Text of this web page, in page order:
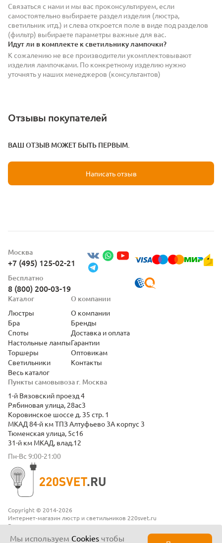
Связаться с нами и мы вас проконсультируем, если
самостоятельно выбираете раздел изделия (люстра,
светильник итд.) и слева откроется поле в виде под разделов
(фильтр) выбираете параметры важные для вас.
Идут ли в комплекте к светильнику лампочки?
К сожалению не все производители укомплектовывают
изделия лампочками. По конкретному изделию нужно
уточнять у наших менеджеров (консультантов)
Отзывы покупателей
ВАШ ОТЗЫВ МОЖЕТ БЫТЬ ПЕРВЫМ.
Написать отзыв
Copyright © 2014-2026
Интернет-магазин люстр и светильников 220svet.ru
Все права защищены
Москва
+7 (495) 125-02-21
Бесплатно
8 (800) 200-03-19
Пункты самовывоза г. Москва
1-й Вязовский проезд 4
Рябиновая улица, 28ас3
Коровинское шоссе д. 35 стр. 1
МКАД 84-й км ТПЗ Алтуфьево 3А корпус 3
Тюменская улица, 5с16
31-й км МКАД, влад.12
Пн-Вс 9:00-21:00
Каталог
Люстры
Бра
Споты
Настольные лампы
Торшеры
Светильники
Весь каталог
О компании
О компании
Бренды
Доставка и оплата
Гарантии
Оптовикам
Контакты
Мы используем Cookies чтобы